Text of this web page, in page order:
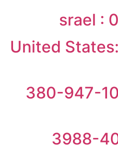
srael :
United
380-947-100-